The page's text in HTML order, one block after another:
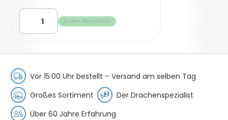
HQ
Symphony
PRO
Adventure
Kite
|
Rainbow
Menge
In den Warenkorb
Vor 15:00 Uhr bestellt – Versand am selben Tag
Großes Sortiment
Der Drachenspezialist
Über 60 Jahre Erfahrung